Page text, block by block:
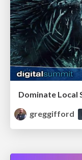
greggifford